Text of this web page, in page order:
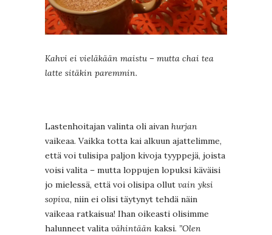
Kahvi ei vieläkään maistu – mutta chai tea
latte sitäkin paremmin.
Lastenhoitajan valinta oli aivan hurjan
vaikeaa. Vaikka totta kai alkuun ajattelimme,
että voi tulisipa paljon kivoja tyyppejä, joista
voisi valita – mutta loppujen lopuksi käväisi
jo mielessä, että voi olisipa ollut vain yksi
sopiva, niin ei olisi täytynyt tehdä näin
vaikeaa ratkaisua! Ihan oikeasti olisimme
halunneet valita vähintään kaksi. ”Olen